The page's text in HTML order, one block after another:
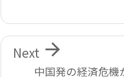
中国発の経済危機

Next